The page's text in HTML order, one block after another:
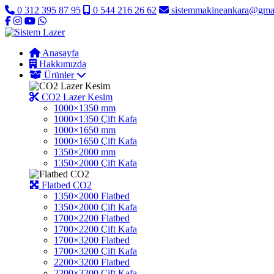
0 312 395 87 95 0 544 216 26 62
Anasayfa
Hakkımızda
Ürünler
CO2 Lazer Kesim
1000×1350 mm
1000×1350 Çift Kafa
1000×1650 mm
1000×1650 Çift Kafa
1350×2000 mm
1350×2000 Çift Kafa
Flatbed CO2
1350×2000 Flatbed
1350×2000 Çift Kafa
1700×2200 Flatbed
1700×2200 Çift Kafa
1700×3200 Flatbed
1700×3200 Çift Kafa
2200×3200 Flatbed